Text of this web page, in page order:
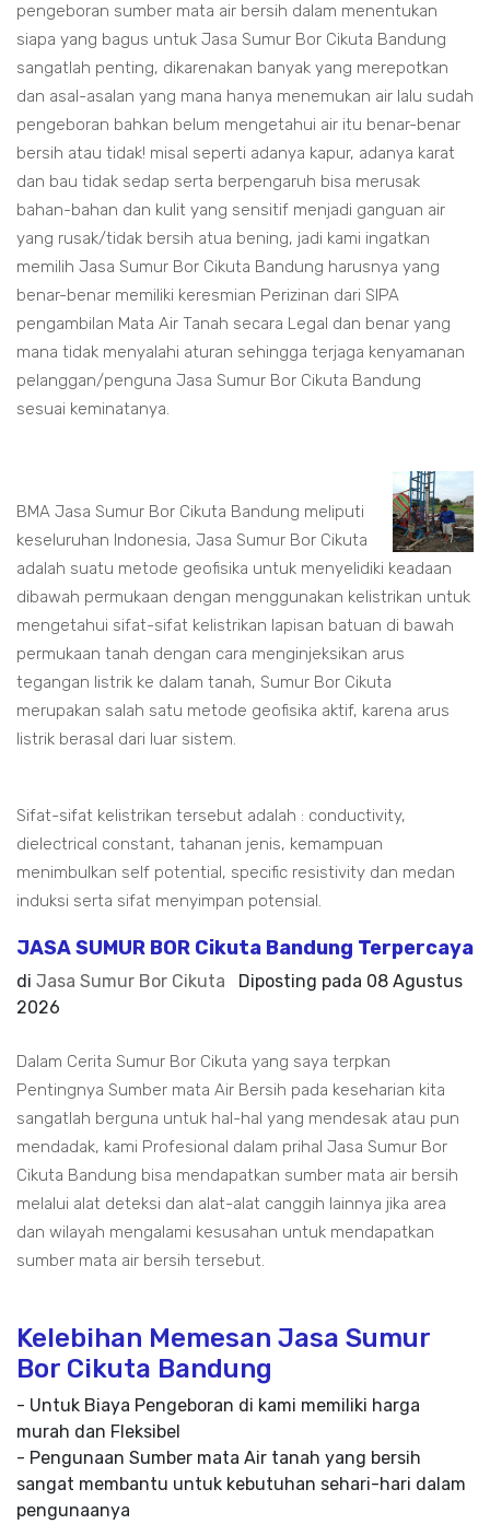
pengeboran sumber mata air bersih dalam menentukan
siapa yang bagus untuk Jasa Sumur Bor Cikuta Bandung
sangatlah penting, dikarenakan banyak yang merepotkan
dan asal-asalan yang mana hanya menemukan air lalu sudah
pengeboran bahkan belum mengetahui air itu benar-benar
bersih atau tidak! misal seperti adanya kapur, adanya karat
dan bau tidak sedap serta berpengaruh bisa merusak
bahan-bahan dan kulit yang sensitif menjadi ganguan air
yang rusak/tidak bersih atua bening, jadi kami ingatkan
memilih Jasa Sumur Bor Cikuta Bandung harusnya yang
benar-benar memiliki keresmian Perizinan dari SIPA
pengambilan Mata Air Tanah secara Legal dan benar yang
mana tidak menyalahi aturan sehingga terjaga kenyamanan
pelanggan/penguna Jasa Sumur Bor Cikuta Bandung
sesuai keminatanya.
BMA Jasa Sumur Bor Cikuta Bandung meliputi
keseluruhan Indonesia, Jasa Sumur Bor Cikuta
adalah suatu metode geofisika untuk menyelidiki keadaan
dibawah permukaan dengan menggunakan kelistrikan untuk
mengetahui sifat-sifat kelistrikan lapisan batuan di bawah
permukaan tanah dengan cara menginjeksikan arus
tegangan listrik ke dalam tanah, Sumur Bor Cikuta
merupakan salah satu metode geofisika aktif, karena arus
listrik berasal dari luar sistem.
Sifat-sifat kelistrikan tersebut adalah : conductivity,
dielectrical constant, tahanan jenis, kemampuan
menimbulkan self potential, specific resistivity dan medan
induksi serta sifat menyimpan potensial.
JASA SUMUR BOR Cikuta Bandung Terpercaya
di Jasa Sumur Bor Cikuta Diposting pada 08 Agustus
2026
Dalam Cerita Sumur Bor Cikuta yang saya terpkan
Pentingnya Sumber mata Air Bersih pada keseharian kita
sangatlah berguna untuk hal-hal yang mendesak atau pun
mendadak, kami Profesional dalam prihal Jasa Sumur Bor
Cikuta Bandung bisa mendapatkan sumber mata air bersih
melalui alat deteksi dan alat-alat canggih lainnya jika area
dan wilayah mengalami kesusahan untuk mendapatkan
sumber mata air bersih tersebut.
Kelebihan Memesan Jasa Sumur
Bor Cikuta Bandung
- Untuk Biaya Pengeboran di kami memiliki harga
murah dan Fleksibel
- Pengunaan Sumber mata Air tanah yang bersih
sangat membantu untuk kebutuhan sehari-hari dalam
pengunaanya